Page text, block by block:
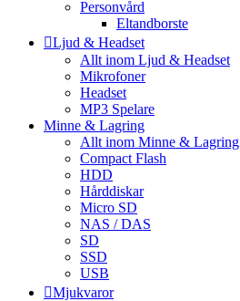
Personvård
Eltandborste
Ljud & Headset
Allt inom Ljud & Headset
Mikrofoner
Headset
MP3 Spelare
Minne & Lagring
Allt inom Minne & Lagring
Compact Flash
HDD
Hårddiskar
Micro SD
NAS / DAS
SD
SSD
USB
Mjukvaror